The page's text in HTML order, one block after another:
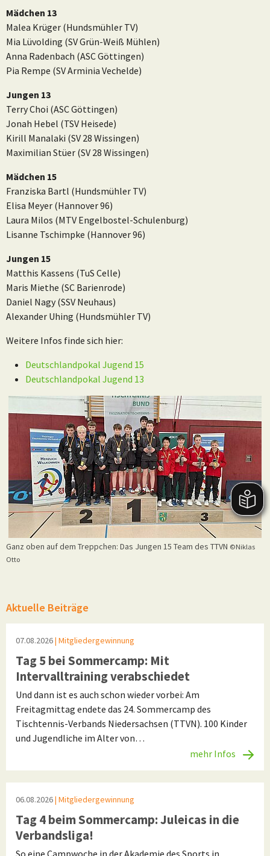
Mädchen 13
Malea Krüger (Hundsmühler TV)
Mia Lüvolding (SV Grün-Weiß Mühlen)
Anna Radenbach (ASC Göttingen)
Pia Rempe (SV Arminia Vechelde)
Jungen 13
Terry Choi (ASC Göttingen)
Jonah Hebel (TSV Heisede)
Kirill Manalaki (SV 28 Wissingen)
Maximilian Stüer (SV 28 Wissingen)
Mädchen 15
Franziska Bartl (Hundsmühler TV)
Elisa Meyer (Hannover 96)
Laura Milos (MTV Engelbostel-Schulenburg)
Lisanne Tschimpke (Hannover 96)
Jungen 15
Matthis Kassens (TuS Celle)
Maris Miethe (SC Barienrode)
Daniel Nagy (SSV Neuhaus)
Alexander Uhing (Hundsmühler TV)
Weitere Infos finde sich hier:
Deutschlandpokal Jugend 15
Deutschlandpokal Jugend 13
Ganz oben auf dem Treppchen: Das Jungen 15 Team des TTVN ©Niklas
Otto
Aktuelle Beiträge
07.08.2026| Mitgliedergewinnung
Tag 5 bei Sommercamp: Mit
Intervalltraining verabschiedet
Und dann ist es auch schon wieder vorbei: Am
Freitagmittag endete das 24. Sommercamp des
Tischtennis-Verbands Niedersachsen (TTVN). 100 Kinder
und Jugendliche im Alter von…
mehr Infos
06.08.2026| Mitgliedergewinnung
Tag 4 beim Sommercamp: Juleicas in die
Verbandsliga!
So eine Campwoche in der Akademie des Sports in